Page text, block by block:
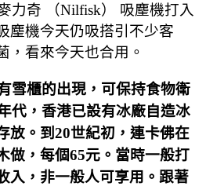
力奇 （Nilfisk） 吸麈機打入
麈機今天仍吸搭引不少客
，看來今天也合用。
雪櫃的出現，可保持食物衛
代，香港已設有冰廠自造冰
放。到20世紀初，連卡佛在
做，每個65元。當時一般打
入，非一般人可享用。跟著